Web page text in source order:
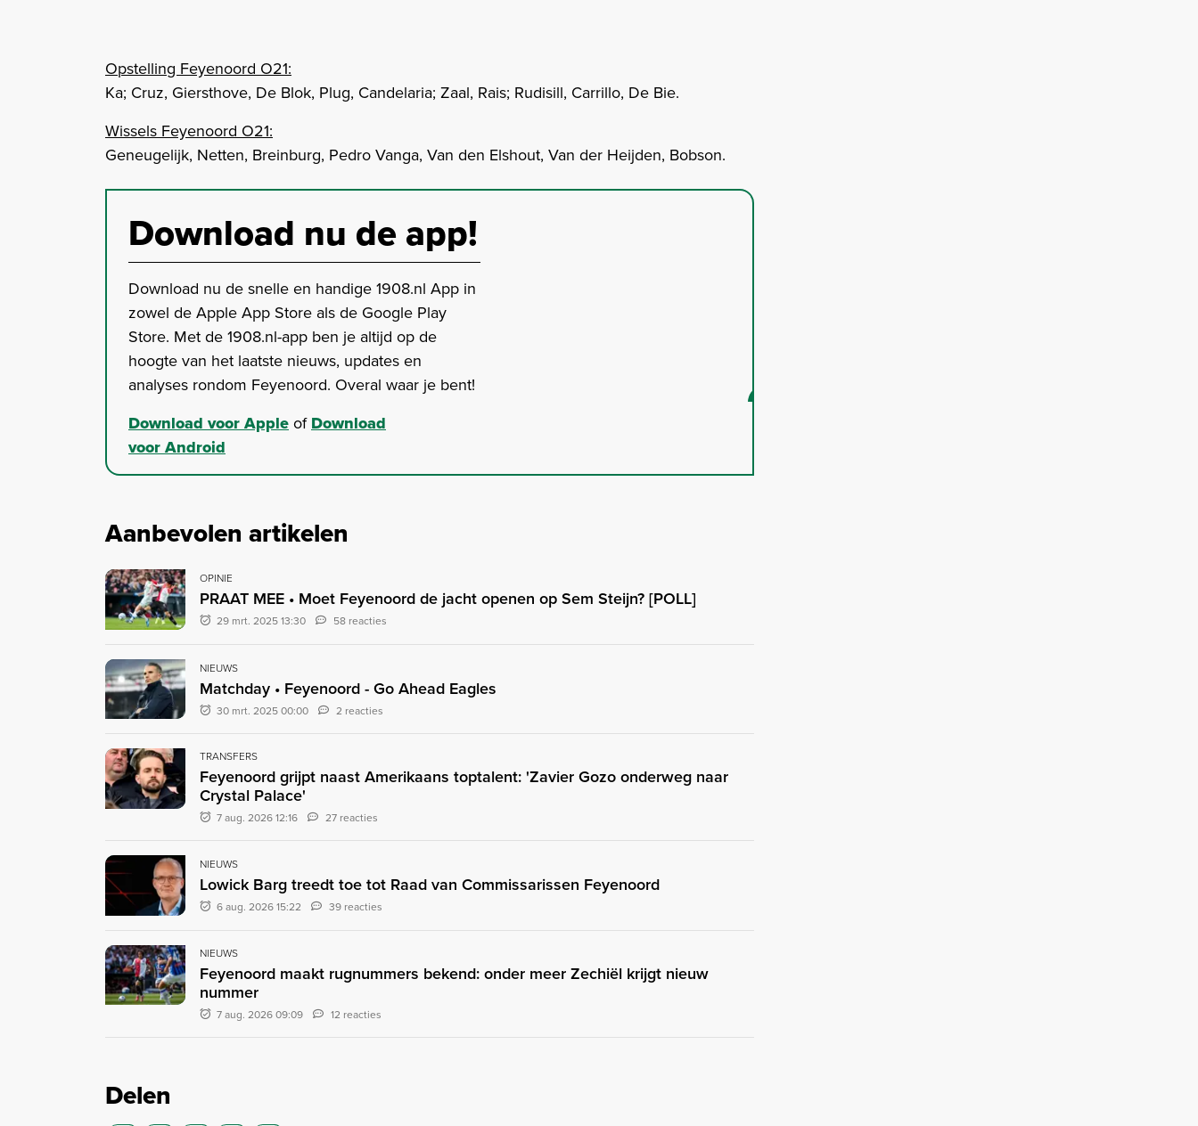
Opstelling Feyenoord O21:
Ka; Cruz, Giersthove, De Blok, Plug, Candelaria; Zaal, Rais; Rudisill, Carrillo, De Bie.
Wissels Feyenoord O21:
Geneugelijk, Netten, Breinburg, Pedro Vanga, Van den Elshout, Van der Heijden, Bobson.
Download nu de app!
Download nu de snelle en handige 1908.nl App in
zowel de Apple App Store als de Google Play
Store. Met de 1908.nl-app ben je altijd op de
hoogte van het laatste nieuws, updates en
analyses rondom Feyenoord. Overal waar je bent!
Download voor AppleofDownload
voor Android
Aanbevolen artikelen
OPINIE
PRAAT MEE • Moet Feyenoord de jacht openen op Sem Steijn? [POLL]
29 mrt. 2025 13:30 58 reacties
NIEUWS
Matchday • Feyenoord - Go Ahead Eagles
30 mrt. 2025 00:00 2 reacties
TRANSFERS
Feyenoord grijpt naast Amerikaans toptalent: 'Zavier Gozo onderweg naar
Crystal Palace'
7 aug. 2026 12:16 27 reacties
NIEUWS
Lowick Barg treedt toe tot Raad van Commissarissen Feyenoord
6 aug. 2026 15:22 39 reacties
NIEUWS
Feyenoord maakt rugnummers bekend: onder meer Zechiël krijgt nieuw
nummer
7 aug. 2026 09:09 12 reacties
Delen